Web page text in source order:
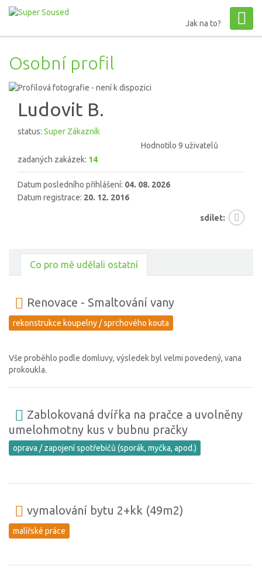
Jak na to?
Osobní profil
Ludovit B.
status: Super Zákazník
Hodnotilo 9 uživatelů
zadaných zakázek: 14
Datum posledního přihlášení: 04. 08. 2026
Datum registrace: 20. 12. 2016
sdílet:
Co pro mě udělali ostatní
Renovace - Smaltování vany
rekonstrukce koupelny / sprchového kouta
Vše proběhlo podle domluvy, výsledek byl velmi povedený, vana
prokoukla.
Zablokovaná dvířka na pračce a uvolněny
umelohmotny kus v bubnu pračky
oprava / zapojení spotřebičů (sporák, myčka, apod.)
vymalování bytu 2+kk (49m2)
malířské práce